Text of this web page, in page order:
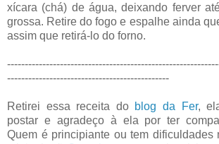
xícara (chá) de água, deixando ferver
grossa. Retire do fogo e espalhe ainda
assim que retirá-lo do forno.
----------------------------------------------
Retirei essa receita do blog da Fer,
postar e agradeço à ela por ter
Quem é principiante ou tem